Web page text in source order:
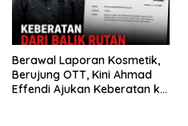
Berawal Laporan Kosmetik,
Berujung OTT, Kini Ahmad
Effendi Ajukan Keberatan ke